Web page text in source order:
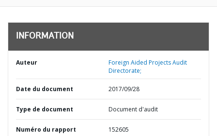
INFORMATION
Auteur
Foreign Aided Projects Audit
Directorate;
Date du document 2017/09/28
Type de document Document d'audit
Numéro du rapport 152605